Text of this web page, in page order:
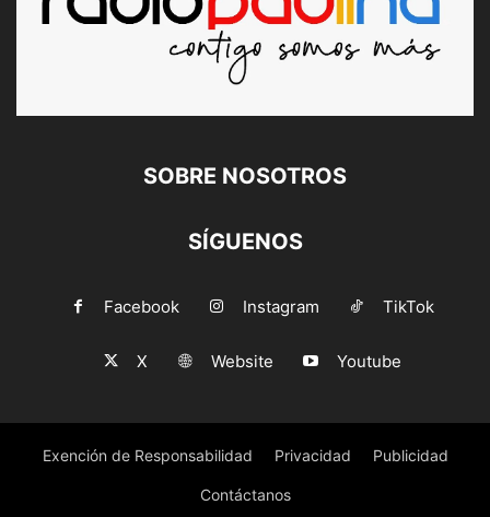
SOBRE NOSOTROS
SÍGUENOS
Facebook Instagram TikTok
X Website Youtube
Exención de Responsabilidad Privacidad Publicidad
Contáctanos